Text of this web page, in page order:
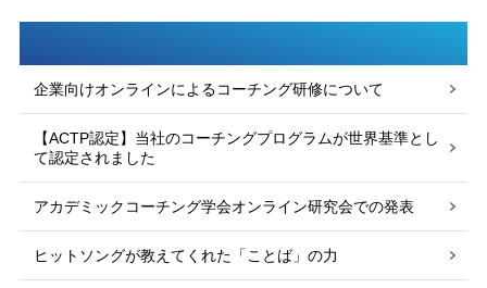
企業向けオンラインによるコーチング研修について
【ACTP認定】当社のコーチングプログラムが世界基準とし
て認定されました
アカデミックコーチング学会オンライン研究会での発表
ヒットソングが教えてくれた「ことば」の力